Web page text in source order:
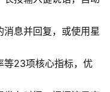
消息并回复，或使用星
等23项核心指标，优